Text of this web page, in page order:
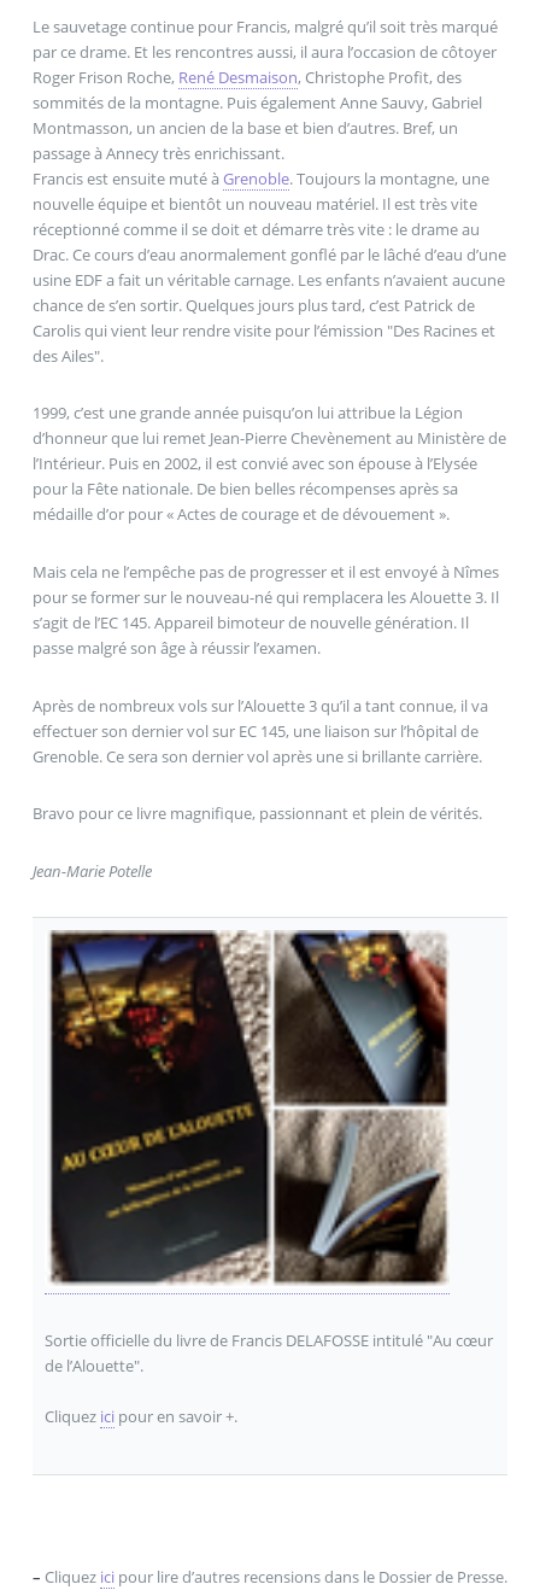
Le sauvetage continue pour Francis, malgré qu’il soit très marqué
par ce drame. Et les rencontres aussi, il aura l’occasion de côtoyer
Roger Frison Roche, René Desmaison, Christophe Profit, des
sommités de la montagne. Puis également Anne Sauvy, Gabriel
Montmasson, un ancien de la base et bien d’autres. Bref, un
passage à Annecy très enrichissant.
Francis est ensuite muté à Grenoble. Toujours la montagne, une
nouvelle équipe et bientôt un nouveau matériel. Il est très vite
réceptionné comme il se doit et démarre très vite : le drame au
Drac. Ce cours d’eau anormalement gonflé par le lâché d’eau d’une
usine EDF a fait un véritable carnage. Les enfants n’avaient aucune
chance de s’en sortir. Quelques jours plus tard, c’est Patrick de
Carolis qui vient leur rendre visite pour l’émission "Des Racines et
des Ailes".
1999, c’est une grande année puisqu’on lui attribue la Légion
d’honneur que lui remet Jean-Pierre Chevènement au Ministère de
l’Intérieur. Puis en 2002, il est convié avec son épouse à l’Elysée
pour la Fête nationale. De bien belles récompenses après sa
médaille d’or pour « Actes de courage et de dévouement ».
Mais cela ne l’empêche pas de progresser et il est envoyé à Nîmes
pour se former sur le nouveau-né qui remplacera les Alouette 3. Il
s’agit de l’EC 145. Appareil bimoteur de nouvelle génération. Il
passe malgré son âge à réussir l’examen.
Après de nombreux vols sur l’Alouette 3 qu’il a tant connue, il va
effectuer son dernier vol sur EC 145, une liaison sur l’hôpital de
Grenoble. Ce sera son dernier vol après une si brillante carrière.
Bravo pour ce livre magnifique, passionnant et plein de vérités.
Jean-Marie Potelle
Sortie officielle du livre de Francis DELAFOSSE intitulé "Au cœur
de l’Alouette".
Cliquez ici pour en savoir +.
– Cliquez ici pour lire d’autres recensions dans le Dossier de Presse.